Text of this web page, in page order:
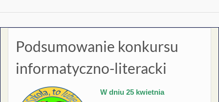
Podsumowanie konkursu
informatyczno-literacki
W dniu 25 kwietnia